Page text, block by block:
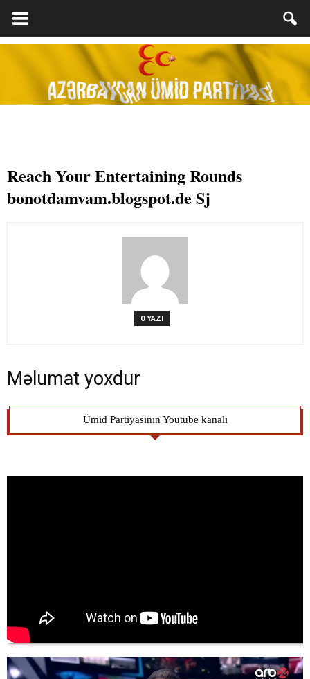
Reach Your Entertaining Rounds
bonotdamvam.blogspot.de Sj
0 YAZI
Məlumat yoxdur
Ümid Partiyasının Youtube kanalı